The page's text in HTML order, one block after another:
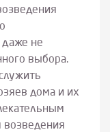
даже не
выбора.
дома и их
возведения